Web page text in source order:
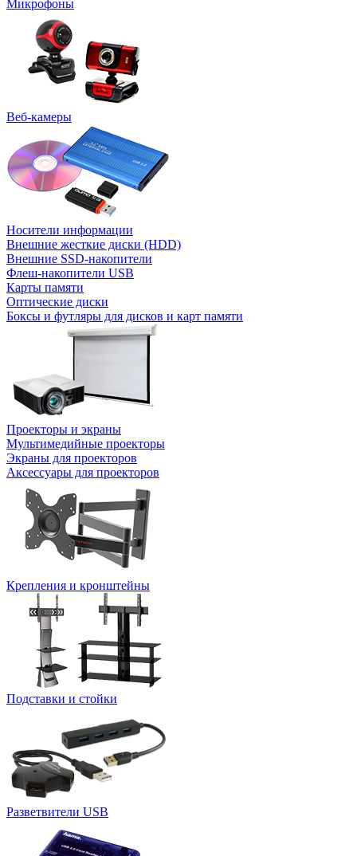
Микрофоны
Веб-камеры
Носители информации
Внешние жесткие диски (HDD)
Внешние SSD-накопители
Флеш-накопители USB
Карты памяти
Оптические диски
Боксы и футляры для дисков и карт памяти
Проекторы и экраны
Мультимедийные проекторы
Экраны для проекторов
Аксессуары для проекторов
Крепления и кронштейны
Подставки и стойки
Разветвители USB